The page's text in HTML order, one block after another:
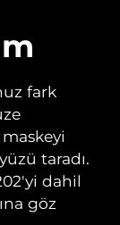
fark
taradı.
dahil
göz